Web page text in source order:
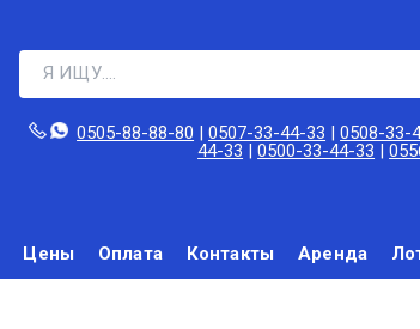
0505-88-88-80‬ |0507-33-44-33 |0508-33-
44-33 |0500-33-44-33 |
Цены Оплата Контакты Аренда